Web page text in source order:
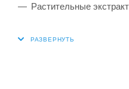
Растительные